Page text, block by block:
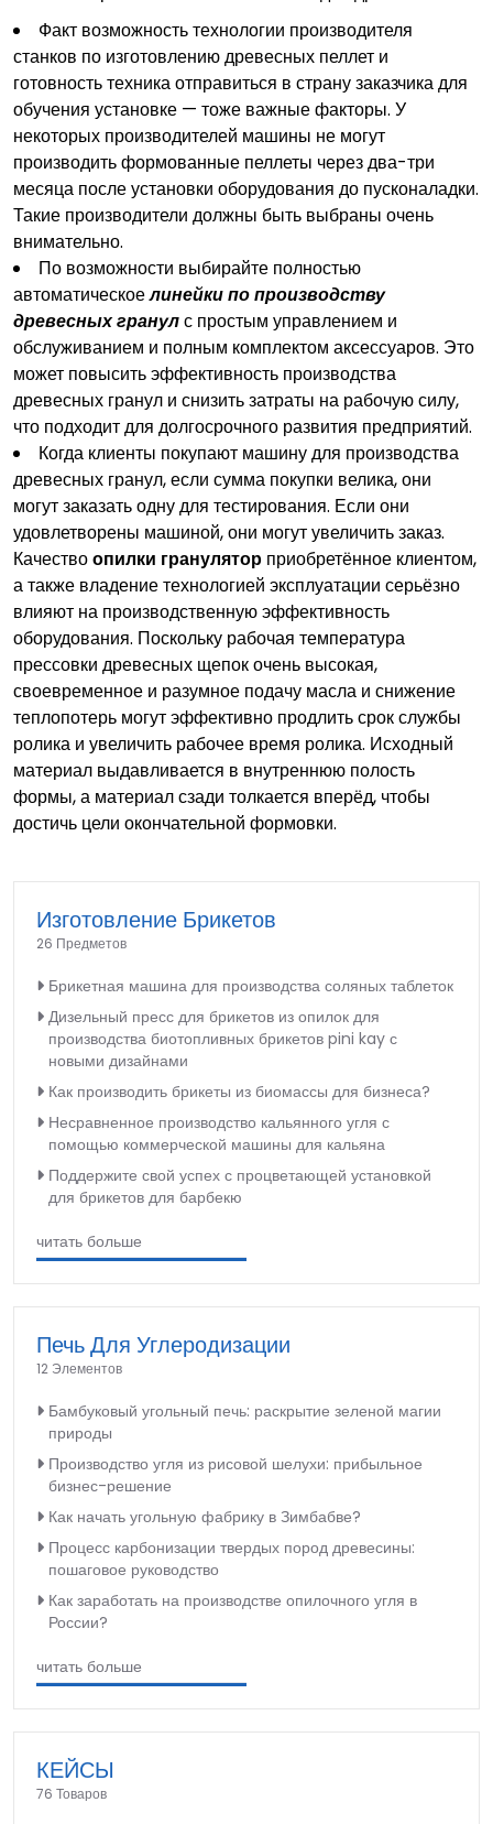
Факт возможность технологии производителя
станков по изготовлению древесных пеллет и
готовность техника отправиться в страну заказчика для
обучения установке — тоже важные факторы. У
некоторых производителей машины не могут
производить формованные пеллеты через два-три
месяца после установки оборудования до пусконаладки.
Такие производители должны быть выбраны очень
внимательно.
По возможности выбирайте полностью
автоматическоелинейки по производству
древесных гранулс простым управлением и
обслуживанием и полным комплектом аксессуаров. Это
может повысить эффективность производства
древесных гранул и снизить затраты на рабочую силу,
что подходит для долгосрочного развития предприятий.
Когда клиенты покупают машину для производства
древесных гранул, если сумма покупки велика, они
могут заказать одну для тестирования. Если они
удовлетворены машиной, они могут увеличить заказ.
Качествоопилки гранулятор приобретённое клиентом,
а также владение технологией эксплуатации серьёзно
влияют на производственную эффективность
оборудования. Поскольку рабочая температура
прессовки древесных щепок очень высокая,
своевременное и разумное подачу масла и снижение
теплопотерь могут эффективно продлить срок службы
ролика и увеличить рабочее время ролика. Исходный
материал выдавливается в внутреннюю полость
формы, а материал сзади толкается вперёд, чтобы
достичь цели окончательной формовки.
Изготовление Брикетов
26 Предметов
Брикетная машина для производства соляных таблеток
Дизельный пресс для брикетов из опилок для
производства биотопливных брикетов pini kay с
новыми дизайнами
Как производить брикеты из биомассы для бизнеса?
Несравненное производство кальянного угля с
помощью коммерческой машины для кальяна
Поддержите свой успех с процветающей установкой
для брикетов для барбекю
читать больше
Печь Для Углеродизации
12 Элементов
Бамбуковый угольный печь: раскрытие зеленой магии
природы
Производство угля из рисовой шелухи: прибыльное
бизнес-решение
Как начать угольную фабрику в Зимбабве?
Процесс карбонизации твердых пород древесины:
пошаговое руководство
Как заработать на производстве опилочного угля в
России?
читать больше
КЕЙСЫ
76 Товаров